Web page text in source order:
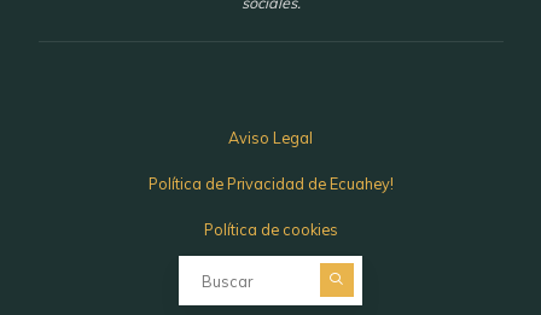
Aviso Legal
Política de Privacidad de Ecuahey!
Política de cookies